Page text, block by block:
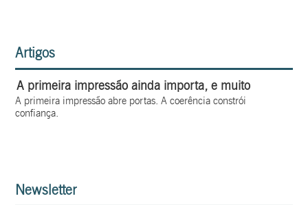
Artigos
A primeira impressão ainda importa, e muito
A primeira impressão abre portas. A coerência constrói
confiança.
Newsletter